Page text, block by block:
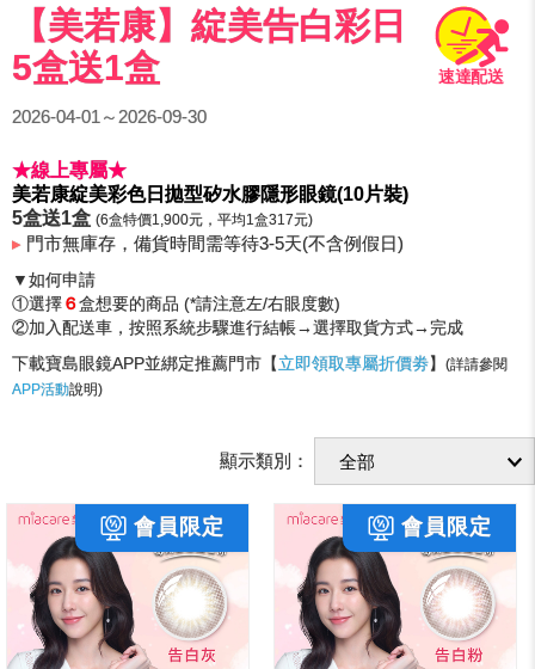
【美若康】綻美告白彩日
5盒送1盒
2026-04-01～2026-09-30
★線上專屬★
美若康綻美彩色日拋型矽水膠隱形眼鏡(10片裝)
5盒送1盒 (6盒特價1,900元，平均1盒317元)
▸ 門市無庫存，備貨時間需等待3-5天(不含例假日)
▼如何申請
①選擇６盒想要的商品 (*請注意左/右眼度數)
②加入配送車，按照系統步驟進行結帳→選擇取貨方式→完成
下載寶島眼鏡APP並綁定推薦門市【立即領取專屬折價劵】 (詳請參閱
APP活動說明)
顯示類別：